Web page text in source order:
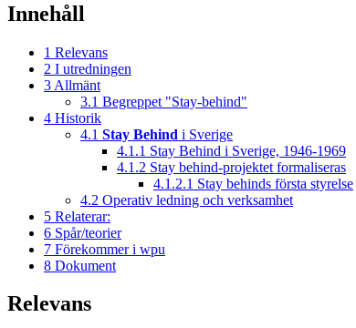
Innehåll
1 Relevans
2 I utredningen
3 Allmänt
3.1 Begreppet "Stay-behind"
4 Historik
4.1 Stay Behind i Sverige
4.1.1 Stay Behind i Sverige, 1946-1969
4.1.2 Stay behind-projektet formaliseras
4.1.2.1 Stay behinds första styrelse
4.2 Operativ ledning och verksamhet
5 Relaterar:
6 Spår/teorier
7 Förekommer i wpu
8 Dokument
Relevans